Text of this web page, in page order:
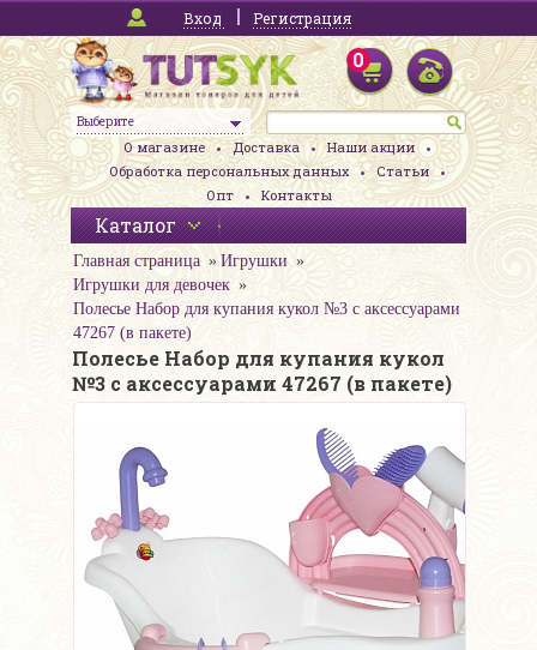
Вход Регистрация
Выберите
0
О магазине Доставка
Наши акции
Обработка персональных данных
Статьи
Опт
Контакты
Каталог
Главная страница
Игрушки
Игрушки для девочек
Полесье Набор для купания кукол №3 с аксессуарами
47267 (в пакете)
Полесье Набор для купания кукол
№3 с аксессуарами 47267 (в пакете)